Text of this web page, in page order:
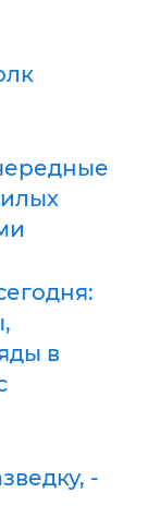
в
-